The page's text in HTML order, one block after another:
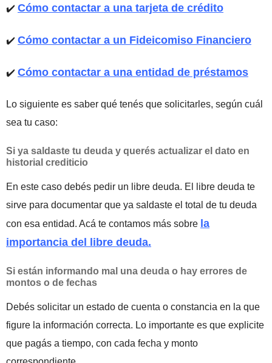
✔️ Cómo contactar a una tarjeta de crédito
✔️ Cómo contactar a un Fideicomiso Financiero
✔️ Cómo contactar a una entidad de préstamos
Lo siguiente es saber qué tenés que solicitarles, según cuál
sea tu caso:
Si ya saldaste tu deuda y querés actualizar el dato en
historial crediticio
En este caso debés pedir un libre deuda. El libre deuda te
sirve para documentar que ya saldaste el total de tu deuda
con esa entidad. Acá te contamos más sobre la
importancia del libre deuda.
Si están informando mal una deuda o hay errores de
montos o de fechas
Debés solicitar un estado de cuenta o constancia en la que
figure la información correcta. Lo importante es que explicite
que pagás a tiempo, con cada fecha y monto